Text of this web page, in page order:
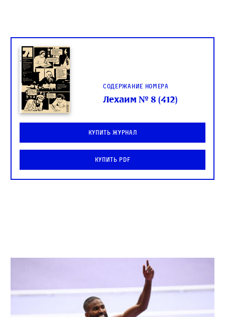
Содержание номера
Лехаим № 8 (412)
Купить журнал
Купить PDF